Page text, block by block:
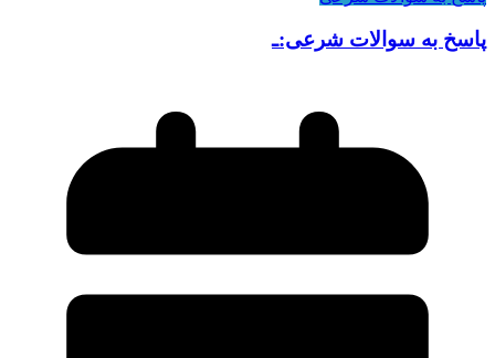
پاسخ به سوالات شرعی:ـ